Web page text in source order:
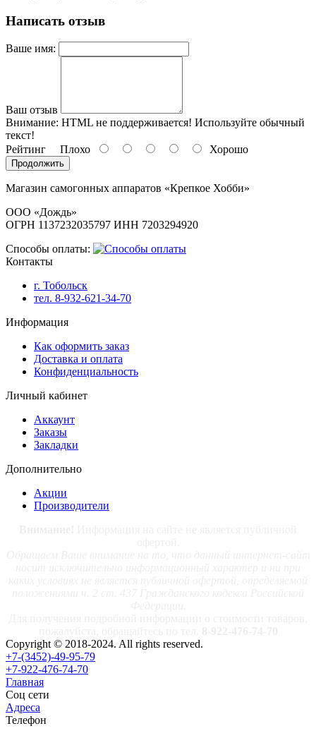
Написать отзыв
Ваше имя:
Ваш отзыв
Внимание: HTML не поддерживается! Используйте обычный
текст!
Рейтинг Плохо Хорошо
Продолжить
Магазин самогонных аппаратов «Крепкое Хобби»
ООО «Дождь»
ОГРН 1137232035797 ИНН 7203294920
Способы оплаты:
Контакты
г. Тобольск
тел. 8-932-621-34-70
Информация
Как оформить заказ
Доставка и оплата
Конфиденциальность
Личный кабинет
Аккаунт
Заказы
Закладки
Дополнительно
Акции
Производители
Copyright © 2018-2024. All rights reserved.
+7-(3452)-49-95-79
+7-922-476-74-70
Главная
Соц сети
Адреса
Телефон